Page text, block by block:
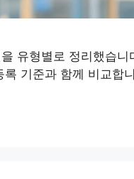
유형별로 정리했습니
록 기준과 함께 비교합